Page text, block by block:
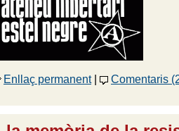
Enllaç permanent|
Comentaris